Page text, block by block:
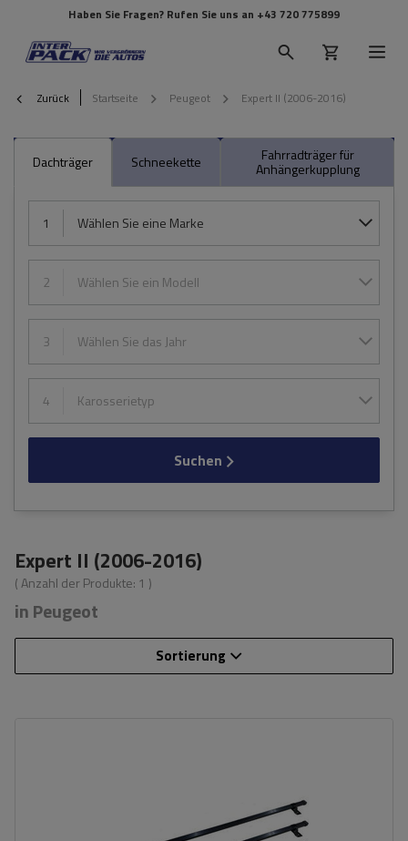
Haben Sie Fragen? Rufen Sie uns an +43 720 775899
Zurück Startseite Peugeot Expert II (2006-2016)
Dachträger Schneekette Fahrradträger für
Anhängerkupplung
1 Wählen Sie eine Marke
2 Wählen Sie ein Modell
3 Wählen Sie das Jahr
4 Karosserietyp
Suchen
Expert II (2006-2016)
( Anzahl der Produkte: 1 )
in Peugeot
Sortierung